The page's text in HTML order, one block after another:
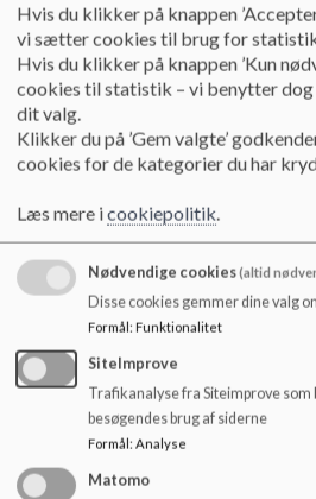
Flere forældre
hvordan man
håndtere
Thomas
kende disse
forældregruppen
så forældre til de
september,
overfaldet af tre
er blevet
Hvis du klikker på knappen
vi sætter cookies til brug for
Hvis du klikker på knappen ’Kun
cookies til statistik – vi benytter
dit valg.
Klikker du på ’Gem valgte’
cookies for de kategorier du har
Læs mere icookiepolitik.
Nødvendige cookies(altid
Disse cookies gemmer dine valg
Formål: Funktionalitet
SiteImprove
Trafikanalyse fra Siteimprove som
besøgendes brug af siderne
Formål: Analyse
Matomo